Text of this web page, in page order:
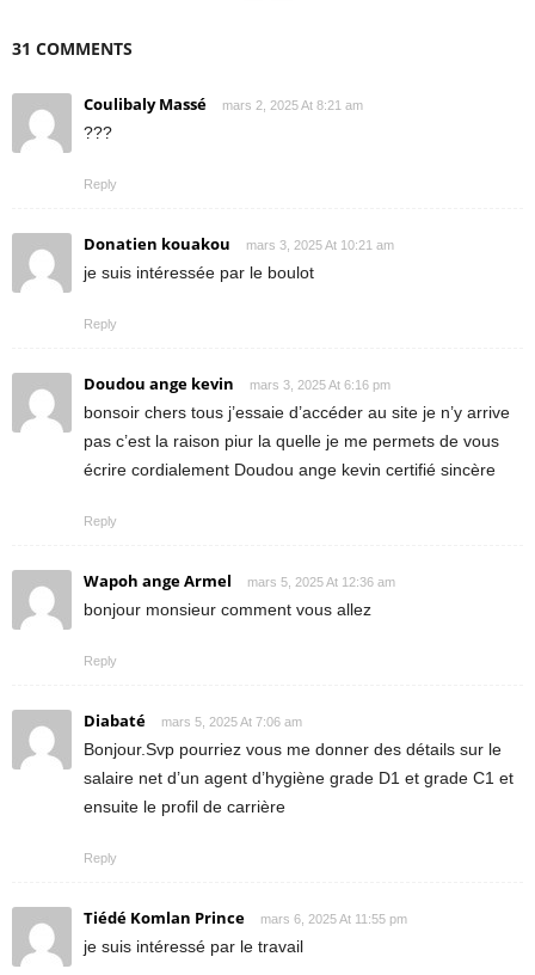
31 COMMENTS
Coulibaly Massé mars 2, 2025 At 8:21 am
???
Reply
Donatien kouakou mars 3, 2025 At 10:21 am
je suis intéressée par le boulot
Reply
Doudou ange kevin mars 3, 2025 At 6:16 pm
bonsoir chers tous j’essaie d’accéder au site je n’y arrive
pas c’est la raison piur la quelle je me permets de vous
écrire cordialement Doudou ange kevin certifié sincère
Reply
Wapoh ange Armel mars 5, 2025 At 12:36 am
bonjour monsieur comment vous allez
Reply
Diabaté mars 5, 2025 At 7:06 am
Bonjour.Svp pourriez vous me donner des détails sur le
salaire net d’un agent d’hygiène grade D1 et grade C1 et
ensuite le profil de carrière
Reply
Tiédé Komlan Prince mars 6, 2025 At 11:55 pm
je suis intéressé par le travail